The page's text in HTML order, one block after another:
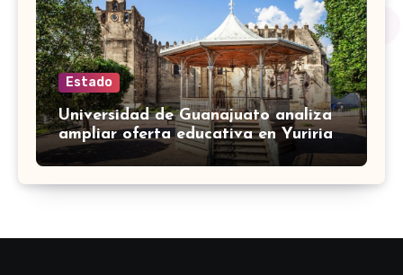
Estado
Universidad de Guanajuato analiza
ampliar oferta educativa en Yuriria
para cubrir demandas de la zona sur